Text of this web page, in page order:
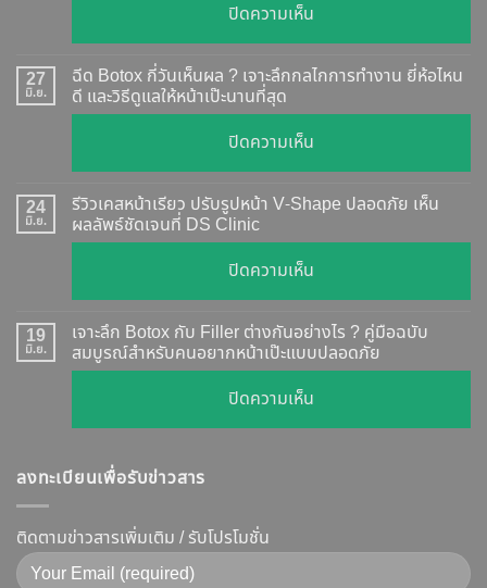
ปิดความเห็น
Botox
แท้
อย่างไร
อัปเดต
2026
ยี่ห้อ
แบบ
27
มิ.ย.
ฉีด Botox กี่วันเห็นผล ? เจาะลึกกลไกการทำงาน ยี่ห้อไหน
ดี และวิธีดูแลให้หน้าเป๊ะนานที่สุด
ปิดความเห็น
ฉีด
Botox
วัน
ผล
?
เจาะ
ดี
24
มิ.ย.
รีวิวเคสหน้าเรียว ปรับรูปหน้า V-Shape ปลอดภัย เห็น
ผลลัพธ์ชัดเจนที่ DS Clinic
ปิดความเห็น
รีวิว
เคส
หน้า
เรียว
รูป
19
มิ.ย.
เจาะลึก Botox กับ Filler ต่างกันอย่างไร ? คู่มือฉบับ
สมบูรณ์สำหรับคนอยากหน้าเป๊ะแบบปลอดภัย
ปิดความเห็น
เจาะ
ต่าง
ลงทะเบียนเพื่อรับข่าวสาร
ติดตามข่าวสารเพิ่มเติม / รับโปรโมชั่น